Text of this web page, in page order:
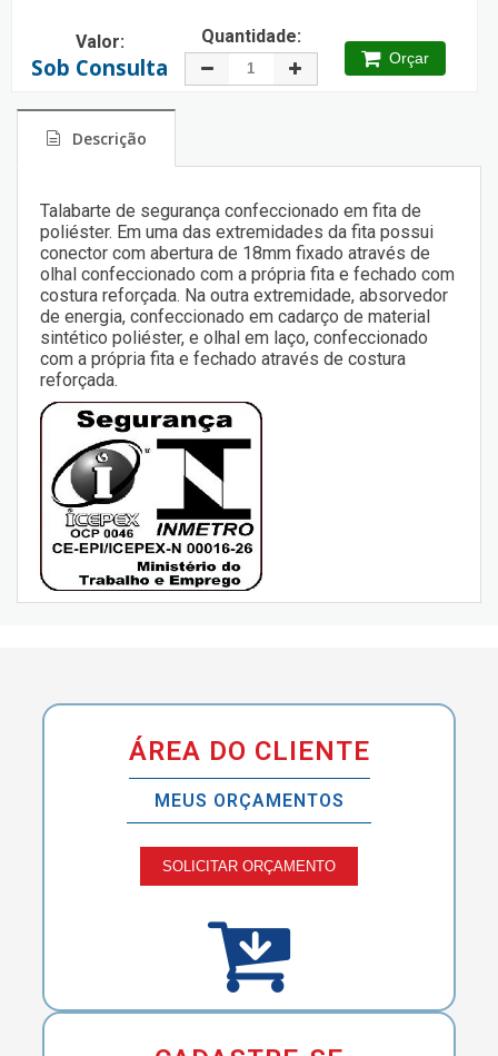
Valor:
Sob Consulta
Quantidade:
Orçar
Descrição
Talabarte de segurança confeccionado em fita de
poliéster. Em uma das extremidades da fita possui
conector com abertura de 18mm fixado através de
olhal confeccionado com a própria fita e fechado com
costura reforçada. Na outra extremidade, absorvedor
de energia, confeccionado em cadarço de material
sintético poliéster, e olhal em laço, confeccionado
com a própria fita e fechado através de costura
reforçada.
ÁREA DO CLIENTE
MEUS ORÇAMENTOS
SOLICITAR ORÇAMENTO